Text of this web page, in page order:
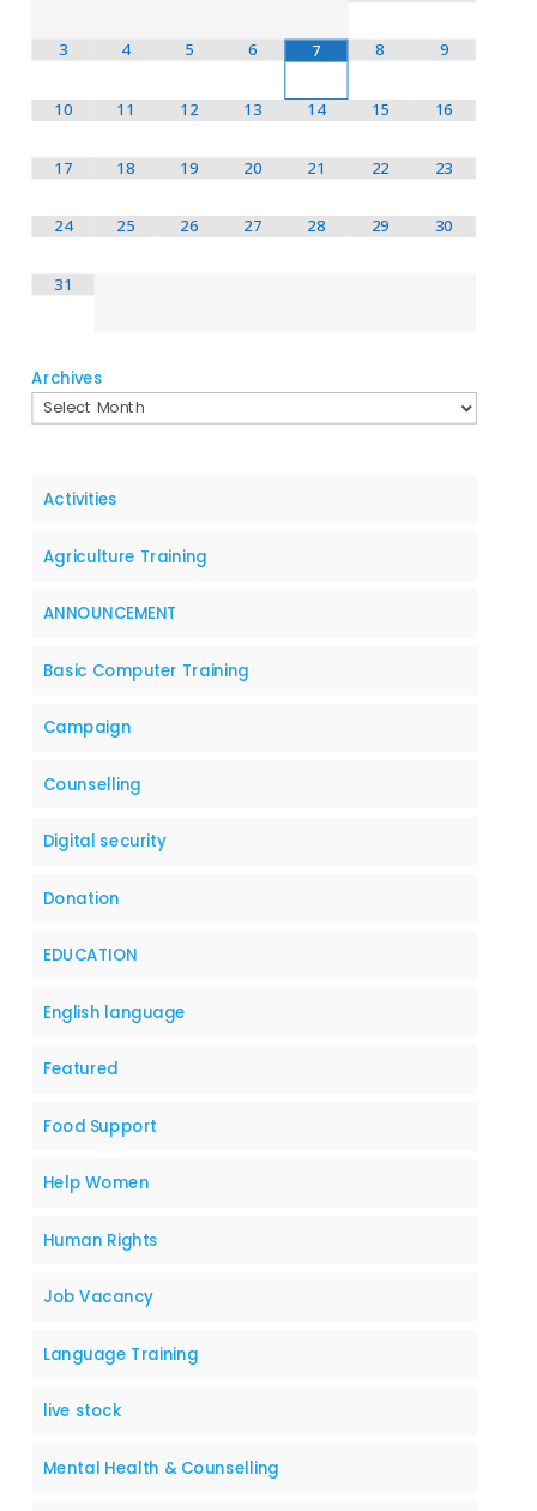
3 4 5 6 7 8 9
10 11 12 13 14 15 16
17 18 19 20 21 22 23
24 25 26 27 28 29 30
31
Archives
Activities
Agriculture Training
ANNOUNCEMENT
Basic Computer Training
Campaign
Counselling
Digital security
Donation
EDUCATION
English language
Featured
Food Support
Help Women
Human Rights
Job Vacancy
Language Training
live stock
Mental Health & Counselling